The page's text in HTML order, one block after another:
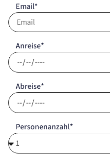
Email*
Anreise*
Abreise*
Personenanzahl*